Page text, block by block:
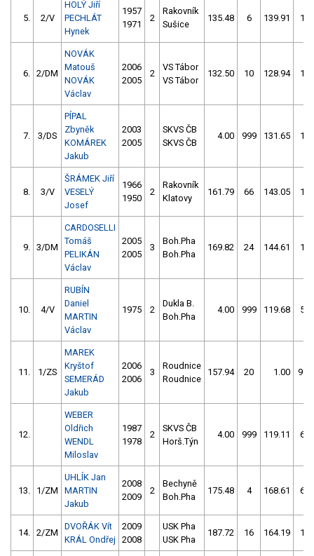
5. 2/V
HOLÝ Jiří
PECHLÁT
Hynek
1957
1971
2
Rakovník
Sušice
135.48 6 139.91 10
6. 2/DM
NOVÁK
Matouš
NOVÁK
Václav
2006
2005
2
VS Tábor
VS Tábor
132.50 10 128.94 14
7. 3/DS
PÍPAL
Zbyněk
KOMÁREK
Jakub
2003
2005
SKVS ČB
SKVS ČB
4.00 999 131.65 16
8. 3/V
ŠRÁMEK Jiří
VESELÝ
Josef
1966
1950
2
Rakovník
Klatovy
161.79 66 143.05 10
9. 3/DM
CARDOSELLI
Tomáš
PELIKÁN
Václav
2005
2005
3
Boh.Pha
Boh.Pha
169.82 24 144.61 18
10. 4/V
RUBÍN
Daniel
MARTIN
Václav
1975 2
Dukla B.
Boh.Pha
4.00 999 119.68 58
11. 1/ZS
MAREK
Kryštof
SEMERÁD
Jakub
2006
2006
3
Roudnice
Roudnice
157.94 20 1.00 999
12.
WEBER
Oldřich
WENDL
Miloslav
1987
1978
2
SKVS ČB
Horš.Týn
4.00 999 119.11 60
13. 1/ZM
UHLÍK Jan
MARTIN
Jakub
2008
2009
2
Bechyně
Boh.Pha
175.48 4 168.61 62
14. 2/ZM
DVOŘÁK Vít
KRÁL Ondřej
2009
2008
USK Pha
USK Pha
187.72 16 164.19 18